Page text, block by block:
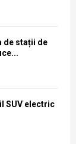
de stații de
SUV electric